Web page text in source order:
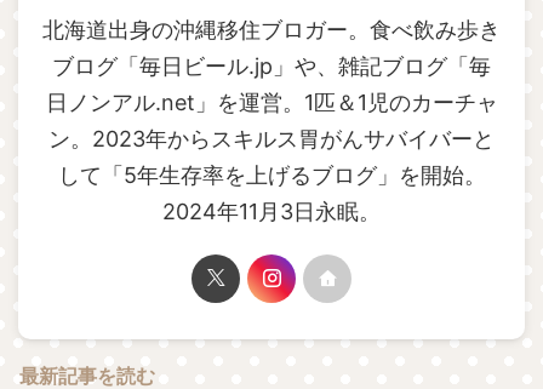
北海道出身の沖縄移住ブロガー。食べ飲み歩き
ブログ「毎日ビール.jp」や、雑記ブログ「毎
日ノンアル.net」を運営。1匹＆1児のカーチャ
ン。2023年からスキルス胃がんサバイバーと
して「5年生存率を上げるブログ」を開始。
2024年11月3日永眠。
最新記事を読む